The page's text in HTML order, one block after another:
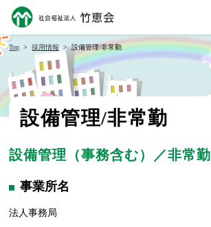
Top 採用情報 設備管理/非常勤
設備管理/非常勤
設備管理（事務含む）／非常勤
事業所名
法人事務局